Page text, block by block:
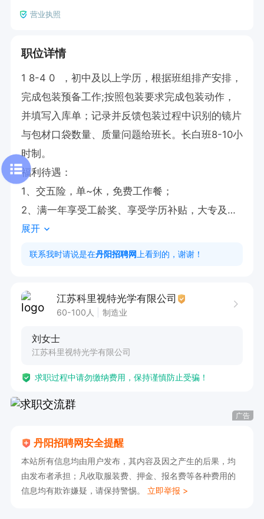
营业执照
职位详情
1 8-4 0  ，初中及以上学历，根据班组排产安排，
完成包装预备工作;按照包装要求完成包装动作，
并填写入库单；记录并反馈包装过程中识别的镜片
与包材口袋数量、质量问题给班长。长白班8-10小
时制。
福利待遇：
1、交五险，单~休，免费工作餐；
2、满一年享受工龄奖、享受学历补贴，大专及以
上人员发放学历补贴；
3、生日当月有生日补贴、外地员工租房享受租房
5、外地员工春节假期报销往返路费；
展开
联系我时请说是在丹阳招聘网 上看到的，谢谢！
江苏科里视特光学有限公司
60-100人 制造业
刘女士
江苏科里视特光学有限公司
求职过程中请勿缴纳费用，保持谨慎防止受骗！
广告
丹阳招聘网安全提醒
本站所有信息均由用户发布，其内容及因之产生的后果，均
由发布者承担；凡收取服装费、押金、报名费等各种费用的
信息均有欺诈嫌疑，请保持警惕。 立即举报 >